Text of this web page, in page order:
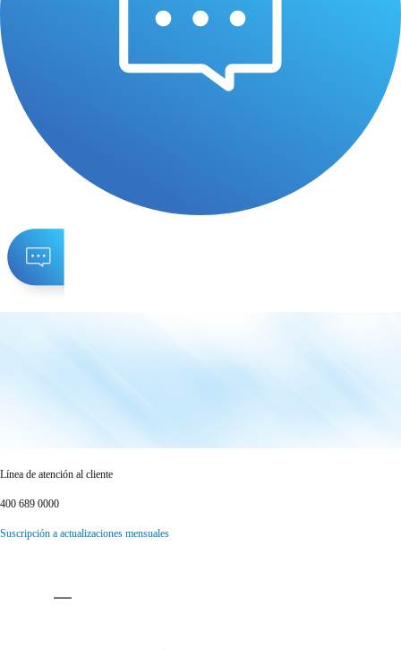
Línea de atención al cliente
400 689 0000
Suscripción a actualizaciones mensuales